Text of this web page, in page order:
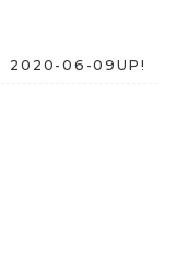
2020-06-09UP!